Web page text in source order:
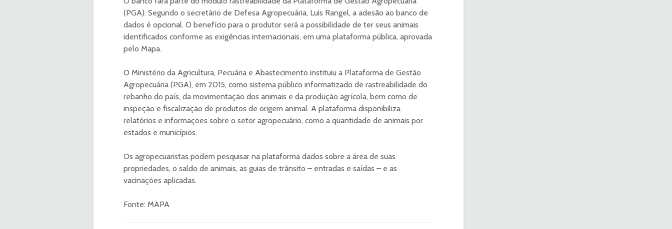
(PGA). Segundo o secretário de Defesa Agropecuária, Luis Rangel, a adesão ao banco de
dados é opcional. O benefício para o produtor será a possibilidade de ter seus animais
identificados conforme as exigências internacionais, em uma plataforma pública, aprovada
pelo Mapa.
O Ministério da Agricultura, Pecuária e Abastecimento instituiu a Plataforma de Gestão
Agropecuária (PGA), em 2015, como sistema público informatizado de rastreabilidade do
rebanho do país, da movimentação dos animais e da produção agrícola, bem como de
inspeção e fiscalização de produtos de origem animal. A plataforma disponibiliza
relatórios e informações sobre o setor agropecuário, como a quantidade de animais por
estados e municípios.
Os agropecuaristas podem pesquisar na plataforma dados sobre a área de suas
propriedades, o saldo de animais, as guias de trânsito – entradas e saídas – e as
vacinações aplicadas.
Fonte: MAPA